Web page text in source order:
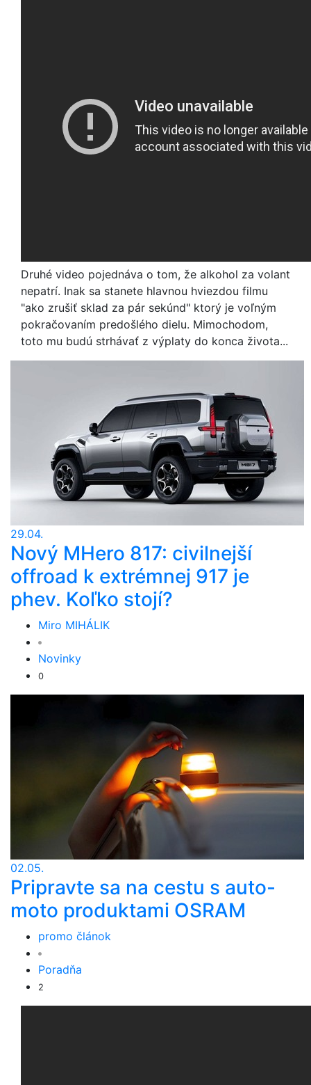
Druhé video pojednáva o tom, že alkohol za volant
nepatrí. Inak sa stanete hlavnou hviezdou filmu
"ako zrušiť sklad za pár sekúnd" ktorý je voľným
pokračovaním predošlého dielu. Mimochodom,
toto mu budú strhávať z výplaty do konca života...
29.04.
Nový MHero 817: civilnejší
offroad k extrémnej 917 je
phev. Koľko stojí?
Miro MIHÁLIK
Novinky
0
02.05.
Pripravte sa na cestu s auto-
moto produktami OSRAM
promo článok
Poradňa
2